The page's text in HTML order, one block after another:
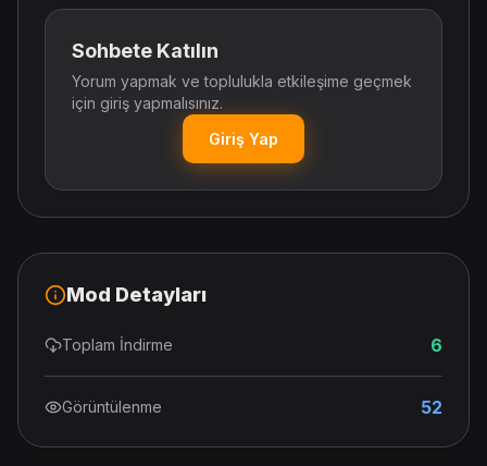
Sohbete Katılın
Yorum yapmak ve toplulukla etkileşime geçmek
için giriş yapmalısınız.
Giriş Yap
Mod Detayları
Toplam İndirme 6
Görüntülenme 52